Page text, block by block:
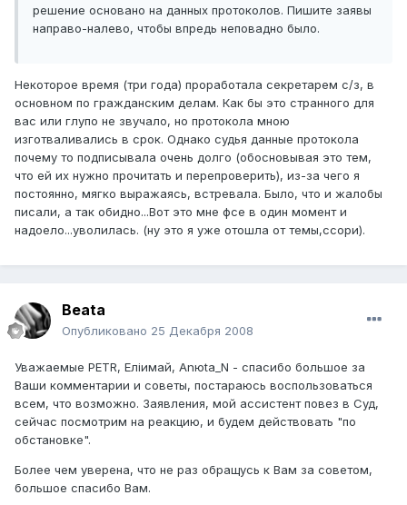
решение основано на данных протоколов. Пишите заявы
направо-налево, чтобы впредь неповадно было.
Некоторое время (три года) проработала секретарем с/з, в
основном по гражданским делам. Как бы это странного для
вас или глупо не звучало, но протокола мною
изготваливались в срок. Однако судья данные протокола
почему то подписывала очень долго (обосновывая это тем,
что ей их нужно прочитать и перепроверить), из-за чего я
постоянно, мягко выражаясь, встревала. Было, что и жалобы
писали, а так обидно...Вот это мне фсе в один момент и
надоело...уволилась. (ну это я уже отошла от темы,ссори).
Beata
Опубликовано 25 Декабря 2008
Уважаемые PETR, Елiимай, Anюta_N - спасибо большое за
Ваши комментарии и советы, постараюсь воспользоваться
всем, что возможно. Заявления, мой ассистент повез в Суд,
сейчас посмотрим на реакцию, и будем действовать "по
обстановке".
Более чем уверена, что не раз обращусь к Вам за советом,
большое спасибо Вам.